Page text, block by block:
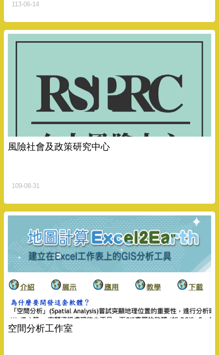
113-06-14
風險社會及政策研究中心
109-08-31
空間分析工作室